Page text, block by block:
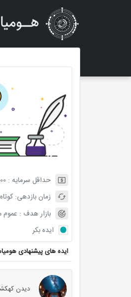
حداقل سرمایه :
زمان بازدهی:
بازار هدف : عموم
ایده بکر
ایده های پیشنهادی
دیدن